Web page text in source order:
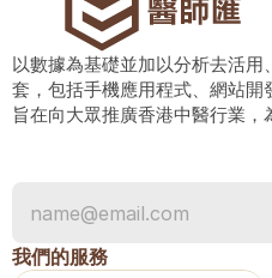
以數據為基礎並加以分析去活
套，包括手機應用程式、網站開
旨在向大眾推廣香港中醫行業，
我們的服務